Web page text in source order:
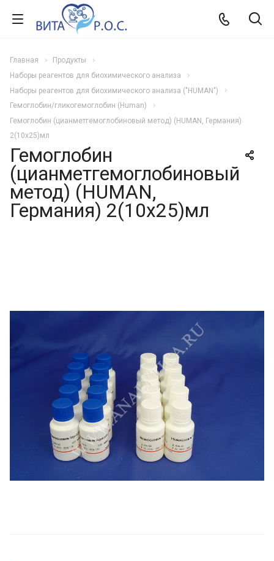
Главная
Продукты
Наборы реагентов для биохимического анализа
Наборы реагентов для биохимического анализа ("HUMAN")
Гемоглобин/гликогемоглобин (Human)
Гемоглобин (цианметгемоглобиновый метод) (HUMAN, Германия)
2(10х25)мл
Гемоглобин
(цианметгемоглобиновый
метод) (HUMAN,
Германия) 2(10х25)мл